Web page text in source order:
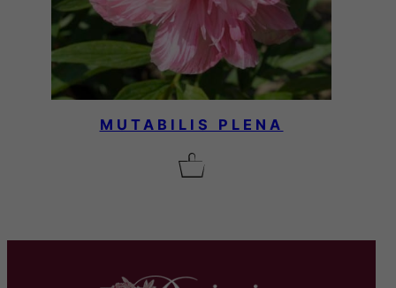
MUTABILIS PLENA